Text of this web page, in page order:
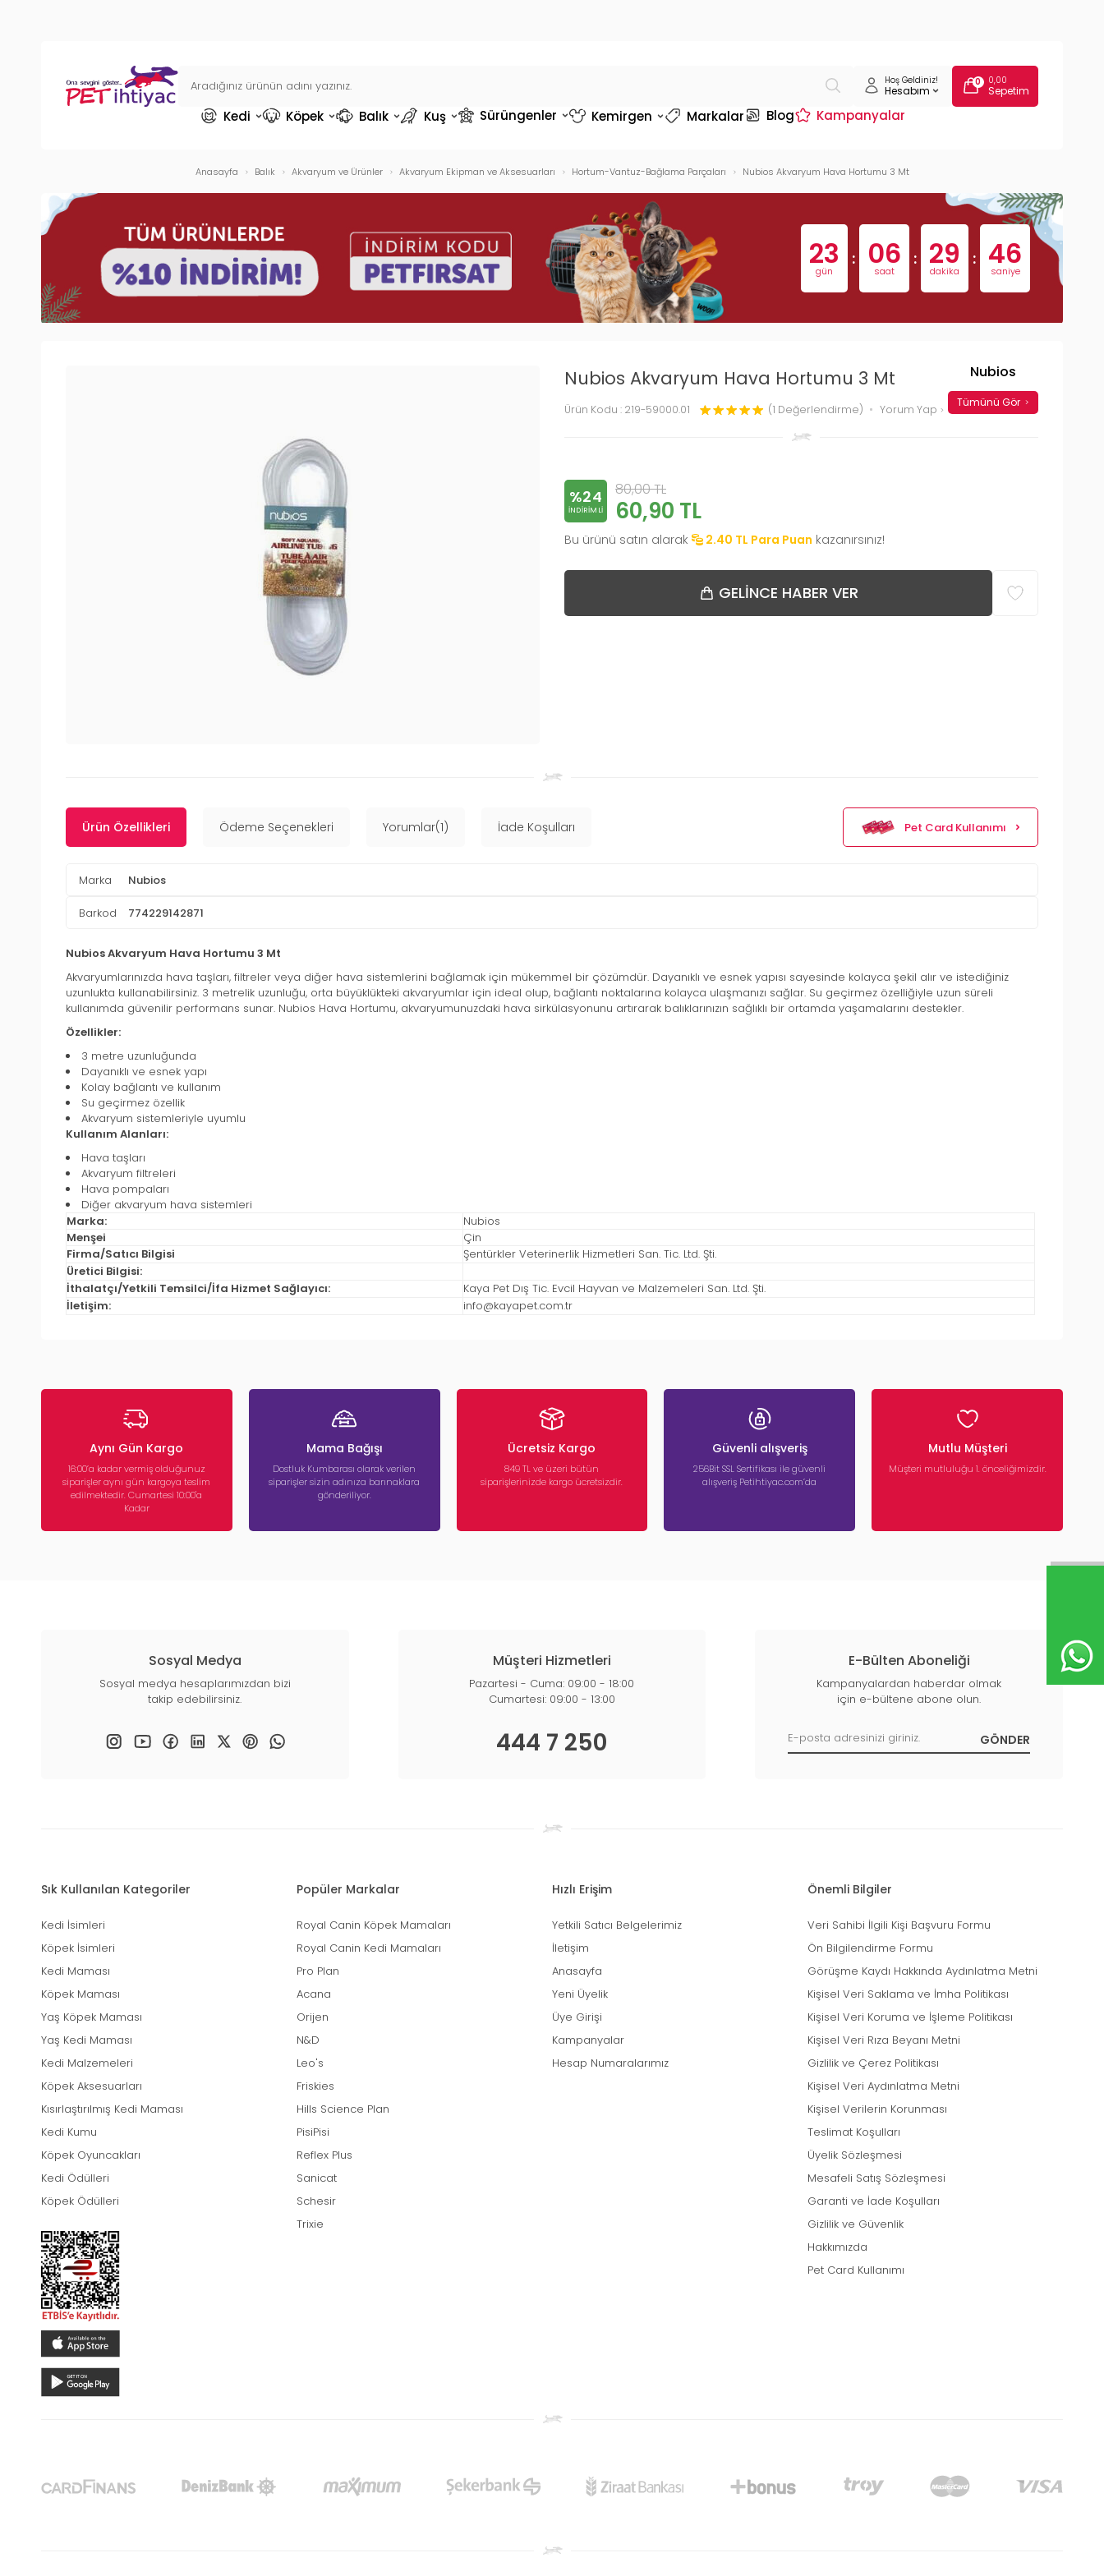
Hoş Geldiniz!
Hesabım
0 0,00
Sepetim
Kedi Köpek Balık Kuş Sürüngenler Kemirgen Markalar Blog Kampanyalar
Anasayfa Balık Akvaryum ve Ürünler Akvaryum Ekipman ve Aksesuarları Hortum-Vantuz-Bağlama Parçaları Nubios Akvaryum Hava Hortumu 3 Mt
23
gün
: 06
saat
: 29
dakika
: 45
saniye
Nubios Akvaryum Hava Hortumu 3 Mt
Ürün Kodu : 219-59000.01 (1 Değerlendirme) Yorum Yap
Nubios
Tümünü Gör
%24
INDIRIMLI
80,00TL
60,90 TL
Bu ürünü satın alarak 2.40 TL Para Puan kazanırsınız!
GELINCE HABER VER
Ürün Özellikleri Ödeme Seçenekleri Yorumlar(1) İade Koşulları Pet Card Kullanımı
Marka Nubios
Barkod 774229142871
Nubios Akvaryum Hava Hortumu 3 Mt
Akvaryumlarınızda hava taşları, filtreler veya diğer hava sistemlerini bağlamak için mükemmel bir çözümdür. Dayanıklı ve esnek yapısı sayesinde kolayca şekil alır ve istediğiniz
uzunlukta kullanabilirsiniz. 3 metrelik uzunluğu, orta büyüklükteki akvaryumlar için ideal olup, bağlantı noktalarına kolayca ulaşmanızı sağlar. Su geçirmez özelliğiyle uzun süreli
kullanımda güvenilir performans sunar. Nubios Hava Hortumu, akvaryumunuzdaki hava sirkülasyonunu artırarak balıklarınızın sağlıklı bir ortamda yaşamalarını destekler.
Özellikler:
3 metre uzunluğunda
Dayanıklı ve esnek yapı
Kolay bağlantı ve kullanım
Su geçirmez özellik
Akvaryum sistemleriyle uyumlu
Kullanım Alanları:
Hava taşları
Akvaryum filtreleri
Hava pompaları
Diğer akvaryum hava sistemleri
Marka:
Nubios
Menşei
Çin
Firma/Satıcı Bilgisi
Şentürkler Veterinerlik Hizmetleri San. Tic. Ltd. Şti.
Üretici Bilgisi:
İthalatçı/Yetkili Temsilci/İfa Hizmet Sağlayıcı:
Kaya Pet Dış Tic. Evcil Hayvan ve Malzemeleri San. Ltd. Şti.
İletişim:
info@kayapet.com.tr
Aynı Gün Kargo
16:00’a kadar vermiş olduğunuz
siparişler aynı gün kargoya teslim
edilmektedir. Cumartesi 10:00'a
Kadar
Mama Bağışı
Dostluk Kumbarası olarak verilen
siparişler sizin adınıza barınaklara
gönderiliyor.
Ücretsiz Kargo
849 TL ve üzeri bütün
siparişlerinizde kargo ücretsizdir.
Güvenli alışveriş
256Bit SSL Sertifikası ile güvenli
alışveriş Petihtiyac.com’da
Mutlu Müşteri
Müşteri mutluluğu 1. önceliğimizdir.
Sosyal Medya
Sosyal medya hesaplarımızdan bizi
takip edebilirsiniz.
Müşteri Hizmetleri
Pazartesi - Cuma: 09:00 - 18:00
Cumartesi: 09:00 - 13:00
444 7 250
E-Bülten Aboneliği
Kampanyalardan haberdar olmak
için e-bültene abone olun.
Sık Kullanılan Kategoriler
Kedi İsimleri
Köpek İsimleri
Kedi Maması
Köpek Maması
Yaş Köpek Maması
Yaş Kedi Maması
Kedi Malzemeleri
Köpek Aksesuarları
Kısırlaştırılmış Kedi Maması
Kedi Kumu
Köpek Oyuncakları
Kedi Ödülleri
Köpek Ödülleri
Popüler Markalar
Royal Canin Köpek Mamaları
Royal Canin Kedi Mamaları
Pro Plan
Acana
Orijen
N&D
Leo's
Friskies
Hills Science Plan
PisiPisi
Reflex Plus
Sanicat
Schesir
Trixie
Hızlı Erişim
Yetkili Satıcı Belgelerimiz
İletişim
Anasayfa
Yeni Üyelik
Üye Girişi
Kampanyalar
Hesap Numaralarımız
Önemli Bilgiler
Veri Sahibi İlgili Kişi Başvuru Formu
Ön Bilgilendirme Formu
Görüşme Kaydı Hakkında Aydınlatma Metni
Kişisel Veri Saklama ve İmha Politikası
Kişisel Veri Koruma ve İşleme Politikası
Kişisel Veri Rıza Beyanı Metni
Gizlilik ve Çerez Politikası
Kişisel Veri Aydınlatma Metni
Kişisel Verilerin Korunması
Teslimat Koşulları
Üyelik Sözleşmesi
Mesafeli Satış Sözleşmesi
Garanti ve İade Koşulları
Gizlilik ve Güvenlik
Hakkımızda
Pet Card Kullanımı